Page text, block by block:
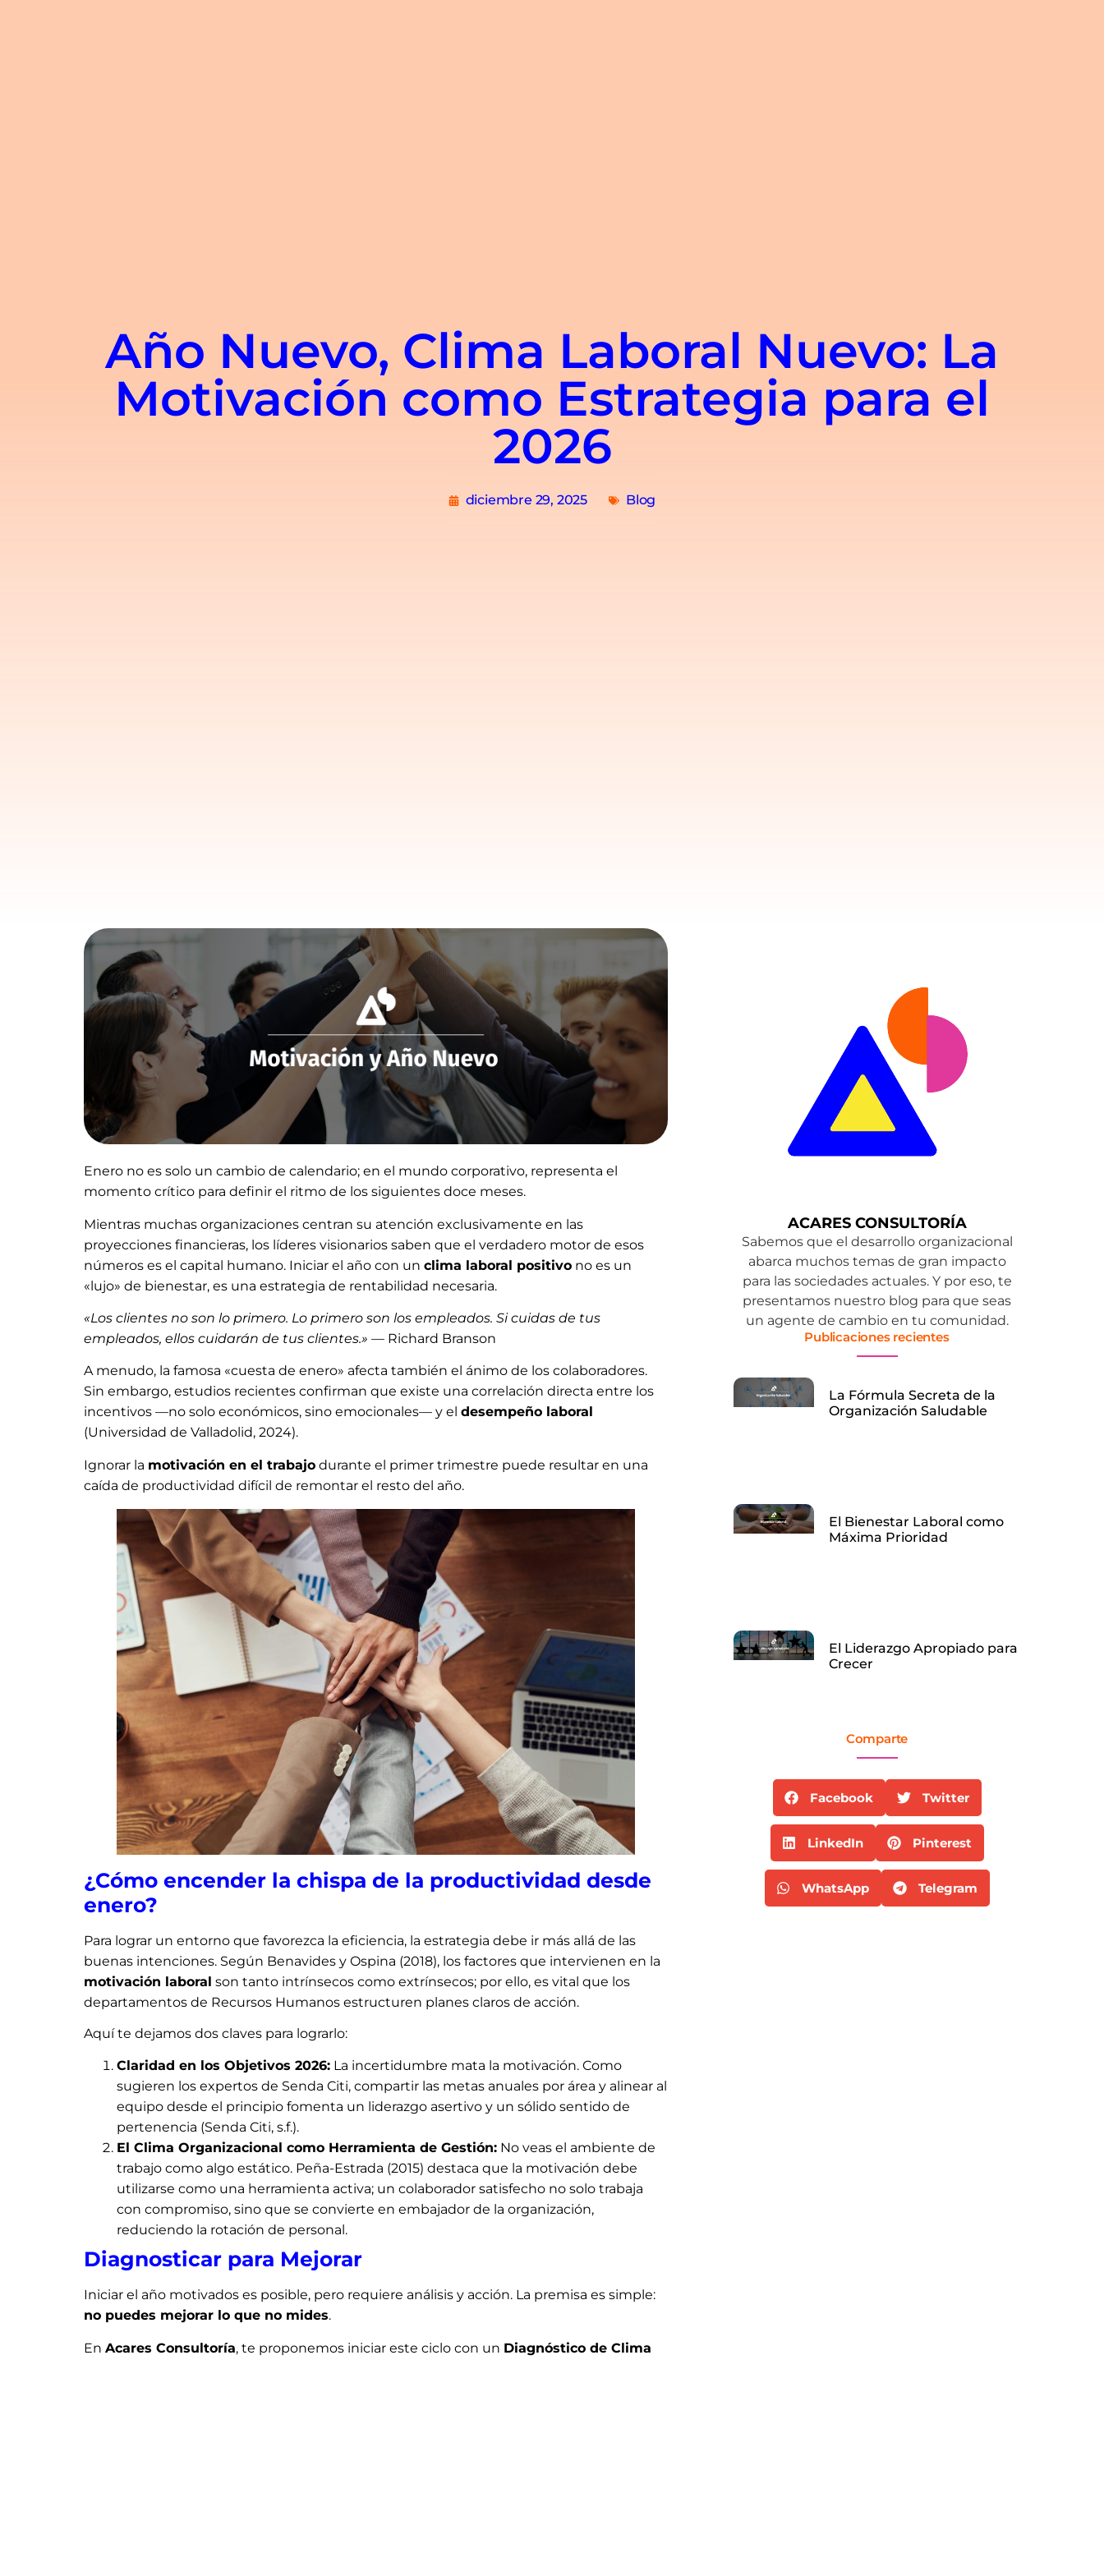
Año Nuevo, Clima Laboral Nuevo: La
Motivación como Estrategia para el
2026
diciembre 29, 2025 Blog
Enero no es solo un cambio de calendario; en el mundo corporativo, representa el
momento crítico para definir el ritmo de los siguientes doce meses.
Mientras muchas organizaciones centran su atención exclusivamente en las
proyecciones financieras, los líderes visionarios saben que el verdadero motor de esos
números es el capital humano. Iniciar el año con un clima laboral positivo no es un
«lujo» de bienestar, es una estrategia de rentabilidad necesaria.
«Los clientes no son lo primero. Lo primero son los empleados. Si cuidas de tus
empleados, ellos cuidarán de tus clientes.» — Richard Branson
A menudo, la famosa «cuesta de enero» afecta también el ánimo de los colaboradores.
Sin embargo, estudios recientes confirman que existe una correlación directa entre los
incentivos —no solo económicos, sino emocionales— y el desempeño laboral
(Universidad de Valladolid, 2024).
Ignorar la motivación en el trabajo durante el primer trimestre puede resultar en una
caída de productividad difícil de remontar el resto del año.
¿Cómo encender la chispa de la productividad desde
enero?
Para lograr un entorno que favorezca la eficiencia, la estrategia debe ir más allá de las
buenas intenciones. Según Benavides y Ospina (2018), los factores que intervienen en la
motivación laboral son tanto intrínsecos como extrínsecos; por ello, es vital que los
departamentos de Recursos Humanos estructuren planes claros de acción.
Aquí te dejamos dos claves para lograrlo:
Claridad en los Objetivos 2026: La incertidumbre mata la motivación. Como
sugieren los expertos de Senda Citi, compartir las metas anuales por área y alinear al
equipo desde el principio fomenta un liderazgo asertivo y un sólido sentido de
pertenencia (Senda Citi, s.f.).
El Clima Organizacional como Herramienta de Gestión: No veas el ambiente de
trabajo como algo estático. Peña-Estrada (2015) destaca que la motivación debe
utilizarse como una herramienta activa; un colaborador satisfecho no solo trabaja
con compromiso, sino que se convierte en embajador de la organización,
reduciendo la rotación de personal.
Diagnosticar para Mejorar
Iniciar el año motivados es posible, pero requiere análisis y acción. La premisa es simple:
no puedes mejorar lo que no mides.
En Acares Consultoría, te proponemos iniciar este ciclo con un Diagnóstico de Clima
ACARES CONSULTORÍA
Sabemos que el desarrollo organizacional
abarca muchos temas de gran impacto
para las sociedades actuales. Y por eso, te
presentamos nuestro blog para que seas
un agente de cambio en tu comunidad.
Publicaciones recientes
La Fórmula Secreta de la
Organización Saludable
El Bienestar Laboral como
Máxima Prioridad
El Liderazgo Apropiado para
Crecer
Comparte​
Facebook Twitter
LinkedIn Pinterest
WhatsApp Telegram